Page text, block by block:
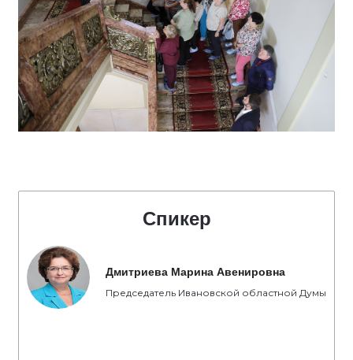
Спикер
Дмитриева Марина Авенировна
Председатель Ивановской областной Думы